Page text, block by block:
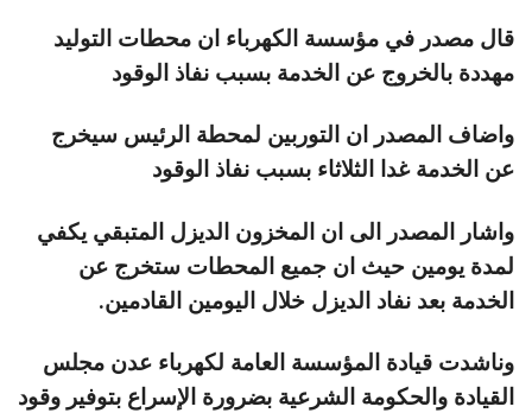
قال مصدر في مؤسسة الكهرباء ان محطات التوليد
مهددة بالخروج عن الخدمة بسبب نفاذ الوقود
واضاف المصدر ان التوربين لمحطة الرئيس سيخرج
عن الخدمة غدا الثلاثاء بسبب نفاذ الوقود
واشار المصدر الى ان المخزون الديزل المتبقي يكفي
لمدة يومين حيث ان جميع المحطات ستخرج عن
الخدمة بعد نفاد الديزل خلال اليومين القادمين.
وناشدت قيادة المؤسسة العامة لكهرباء عدن مجلس
القيادة والحكومة الشرعية بضرورة الإسراع بتوفير وقود